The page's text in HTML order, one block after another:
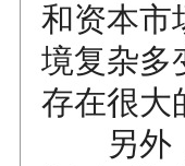
和资本市
境复杂多
存在很大
另外，